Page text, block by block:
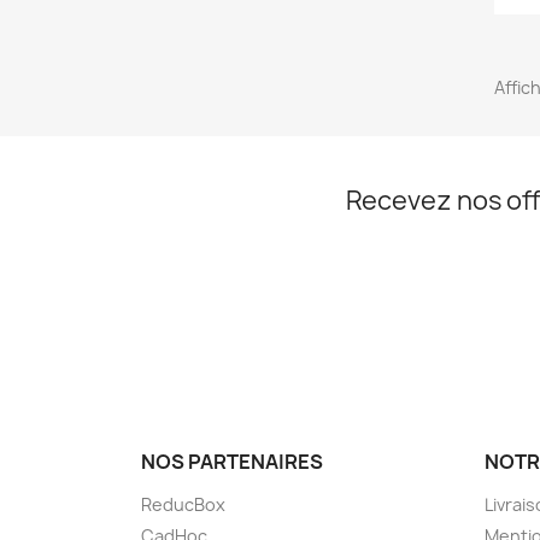
Recevez nos
NOS PARTENAIRES
ReducBox